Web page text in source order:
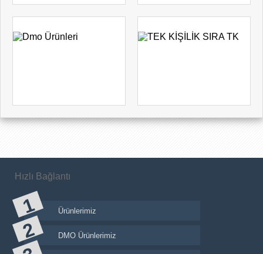
Hızlı Bağlantı
Ürünlerimiz
DMO Ürünlerimiz